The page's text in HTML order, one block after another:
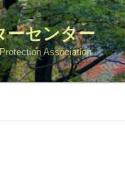
ーセンター
Association